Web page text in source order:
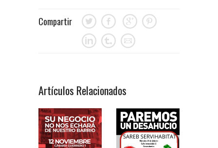
Compartir
Artículos Relacionados